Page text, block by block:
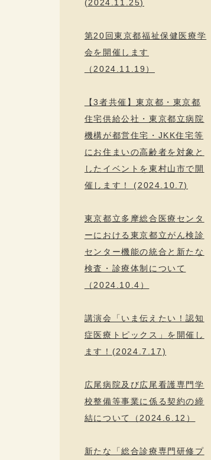
(2024.11.25)
第20回東京都福祉保健医療学
会を開催します
（2024.11.19）
【3者共催】東京都・東京都
住宅供給公社・東京都立病院
機構が都営住宅・JKK住宅等
にお住まいの高齢者を対象と
したイベントを東村山市で開
催します！ (2024.10.7)
東京都立多摩総合医療センタ
ーにおける東京都立がん検診
センター機能の統合と新たな
検査・診療体制について
（2024.10.4）
講演会「いま伝えたい！認知
症医療トピックス」を開催し
ます！(2024.7.17)
広尾病院及び広尾看護専門学
校整備等事業に係る契約の締
結について（2024.6.12）
新たな「総合診療専門研修プ